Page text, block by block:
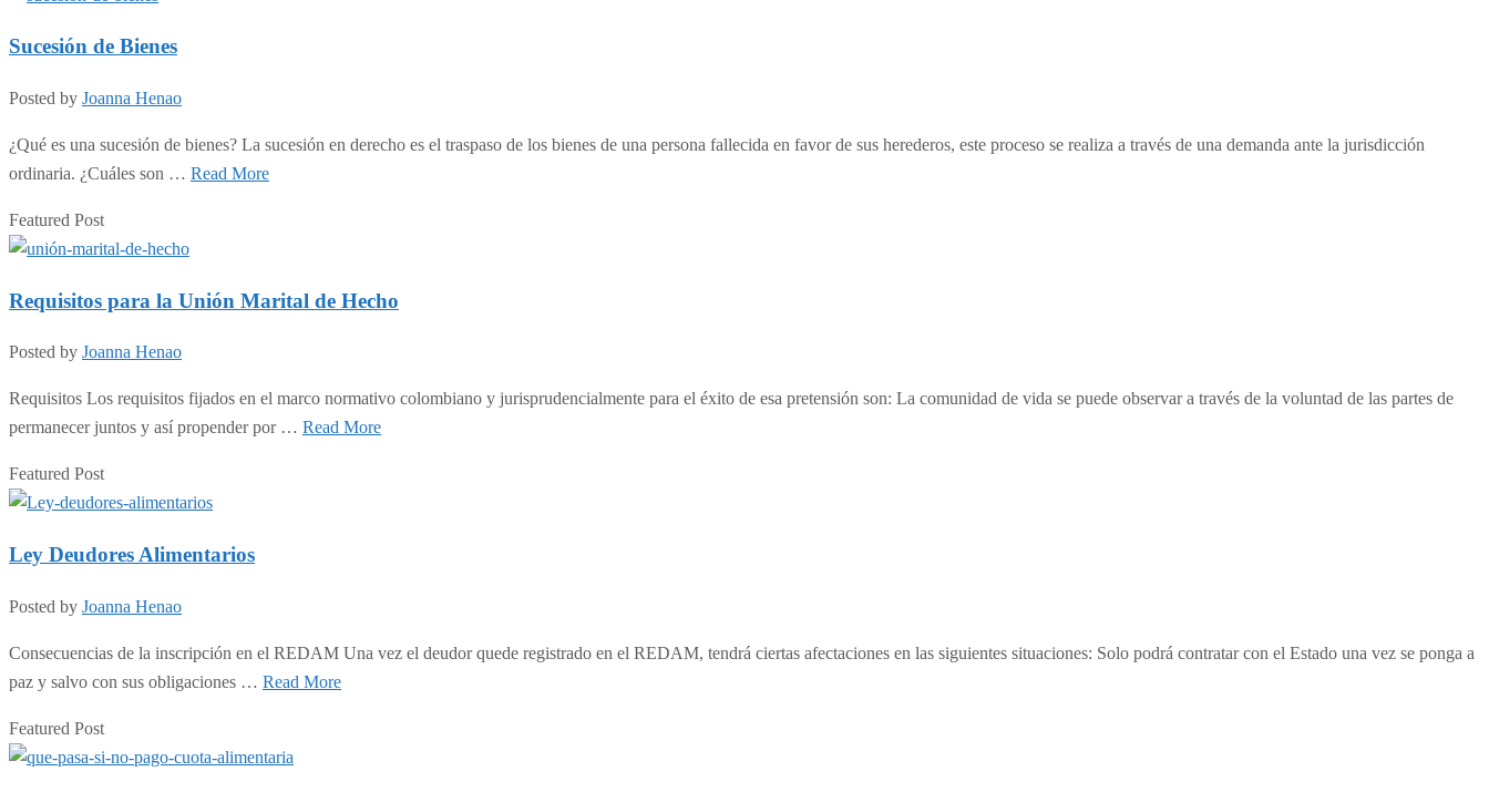
Sucesión de Bienes
Posted by Joanna Henao
¿Qué es una sucesión de bienes? La sucesión en derecho es el traspaso de los bienes de una persona fallecida en favor de sus herederos, este proceso se realiza a través de una demanda ante la jurisdicción
ordinaria. ¿Cuáles son … Read More
Featured Post
Requisitos para la Unión Marital de Hecho
Posted by Joanna Henao
Requisitos Los requisitos fijados en el marco normativo colombiano y jurisprudencialmente para el éxito de esa pretensión son: La comunidad de vida se puede observar a través de la voluntad de las partes de
permanecer juntos y así propender por … Read More
Featured Post
Ley Deudores Alimentarios
Posted by Joanna Henao
Consecuencias de la inscripción en el REDAM Una vez el deudor quede registrado en el REDAM, tendrá ciertas afectaciones en las siguientes situaciones: Solo podrá contratar con el Estado una vez se ponga a
paz y salvo con sus obligaciones … Read More
Featured Post